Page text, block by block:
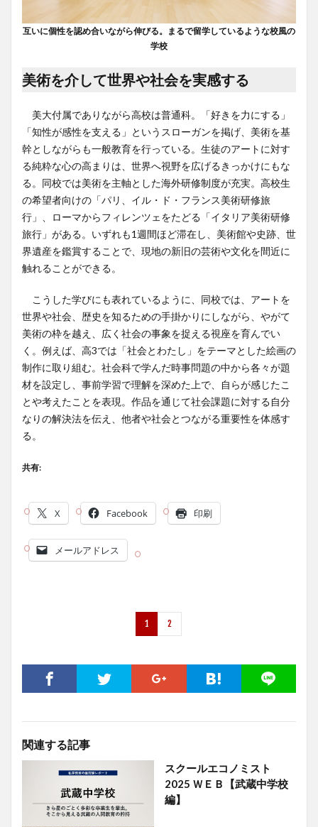
互いに個性を認め合いながら伸びる。まるで留学しているような校風の
学校
美術を介して世界や社会を実感する
美大付属でありながら高校は普通科。「好きを力にする」
「知性が感性を支える」というスローガンを掲げ、美術を基
幹としながらも一般教育を行っている。生徒のアートに対す
る純粋な心の高まりは、世界へ視野を広げるきっかけにもな
る。同校では美術を主軸とした海外研修制度が充実。高校生
の希望者向けの「パリ、イル・ド・フランス美術研修旅
行」、ローマからフィレンツェをたどる「イタリア美術研修
旅行」がある。いずれも1週間ほど滞在し、美術館や史跡、世
界遺産を鑑賞することで、現地の新旧の芸術や文化を間近に
触れることができる。
こうした学びにも表れているように、同校では、アートを
世界や社会、歴史を知るための手掛かりにしながら、やがて
美術の枠を越え、広く社会の事象を捉える視座を育んでい
く。例えば、高3では「社会とわたし」をテーマとした絵画の
制作に取り組む。社会科で学んだ時事問題の中から各々が題
材を設定し、事前学習で理解を深めた上で、自らが感じたこ
とや考えたことを表現。作品を通じて社会課題に対する自分
なりの解決法を伝え、他者や社会とつながる重要性を体感す
る。
共有:
X Facebook 印刷
メールアドレス
1 2
関連する記事
スクールエコノミスト
2025 ＷＥＢ【武蔵中学校
編】